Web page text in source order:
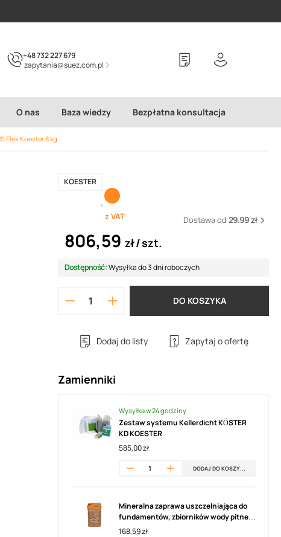
+48 732 227 679
zapytania@suez.com.pl
O nas Baza wiedzy Bezpłatna konsultacja
Flex Koester 8 kg
KOESTER
z VAT Dostawa od 29.99 zł
806,59 zł szt.
Dostępność:Wysyłka do 3 dni roboczych
DO KOSZYKA
Dodaj do listy Zapytaj o ofertę
Zamienniki
Wysyłka w 24 godziny
Zestaw systemu Kellerdicht KÖSTER
KD KOESTER
585,00 zł
DODAJ DO KOSZYKA
Mineralna zaprawa uszczelniająca do
fundamentów, zbiorników wody pitnej,
oczyszczalni ścieków, do powierzchni
168,59 zł